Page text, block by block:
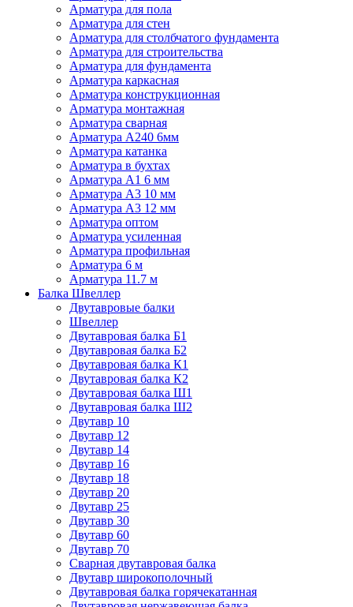
Арматура для пола
Арматура для стен
Арматура для столбчатого фундамента
Арматура для строительства
Арматура для фундамента
Арматура каркасная
Арматура конструкционная
Арматура монтажная
Арматура сварная
Арматура А240 6мм
Арматура катанка
Арматура в бухтах
Арматура А1 6 мм
Арматура А3 10 мм
Арматура А3 12 мм
Арматура оптом
Арматура усиленная
Арматура профильная
Арматура 6 м
Арматура 11.7 м
Балка Швеллер
Двутавровые балки
Швеллер
Двутавровая балка Б1
Двутавровая балка Б2
Двутавровая балка К1
Двутавровая балка К2
Двутавровая балка Ш1
Двутавровая балка Ш2
Двутавр 10
Двутавр 12
Двутавр 14
Двутавр 16
Двутавр 18
Двутавр 20
Двутавр 25
Двутавр 30
Двутавр 60
Двутавр 70
Сварная двутавровая балка
Двутавр широкополочный
Двутавровая балка горячекатанная